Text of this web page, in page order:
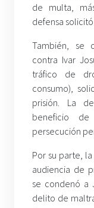
de multa,
defensa
También, se
contra Ivar
tráfico de
consumo),
prisión. La
beneficio
persecución
Por su parte,
audiencia de
se condenó a
delito de